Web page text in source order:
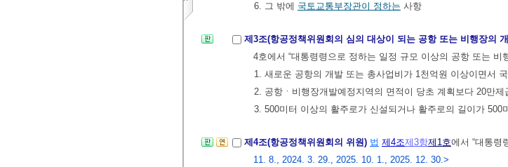
6. 그 밖에 국토교통부장관이 정하는 사항
제3조(항공정책위원회의 심의 대상이 되는 공항 또는 비행장의
4호에서 “대통령령으로 정하는 일정 규모 이상의 공항 또는
1. 새로운 공항의 개발 또는 총사업비가 1천억원 이상이면서
2. 공항ㆍ비행장개발예정지역의 면적이 당초 계획보다 20만
3. 500미터 이상의 활주로가 신설되거나 활주로의 길이가
제4조(항공정책위원회의 위원) 법 제4조제3항제1호에서 “대통령
11. 8., 2024. 3. 29., 2025. 10. 1., 2025. 12. 30.>